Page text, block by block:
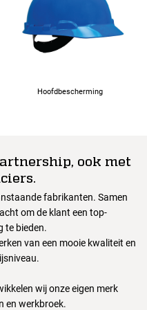
Hoofdbescherming
ook met
fabrikanten. Samen
om de klant een top-
te bieden.
van een mooie kwaliteit en
wij onze eigen merk
en werkbroek.